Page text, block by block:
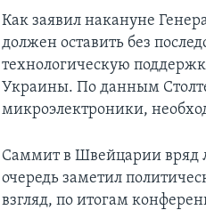
Как заявил накануне
должен оставить без
технологическую
Украины. По данным
микроэлектроники,
Саммит в Швейцарии вряд
очередь заметил
взгляд, по итогам